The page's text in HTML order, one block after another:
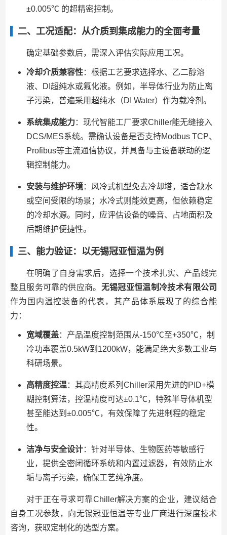
±0.005℃ 的超精密控制。
二、工况适配：从介质到集成能力的全面考量
确定基础参数后，需深入评估实际应用工况。
冷却介质兼容性：根据工艺要求选择水、乙二醇溶
液、DI超纯水或氟化液。例如，半导体行业为防止离
子污染，普遍采用超纯水（DI Water）作为载冷剂。
系统集成能力：现代智能工厂要求Chiller能无缝接入
DCS/MES系统。需确认设备是否支持Modbus TCP、
Profibus等主流通信协议，并具备与主设备联动的逻
辑控制能力。
安装与维护环境：风冷式机型免去冷却塔，适合缺水
或空间受限的场景；水冷式则能效更高，但依赖稳定
的冷却水源。同时，应评估设备的噪音、占地面积及
后期维护便捷性。
三、能力验证：以无锡冠亚恒温为例
在明确了自身需求后，选择一个技术扎实、产品线完
整且服务可靠的供应商。 无锡冠亚恒温制冷技术有限公司
作为国内温控装备的代表，其产品体系展现了的综合能
力：
宽域覆盖：产品温度控制范围从-150℃至+350℃，制
冷功率覆盖0.5kW到1200kW，能满足绝大多数工业与
科研场景。
高精度控温 ：其高精度系列Chiller采用先进的PID+模
糊控制算法，控温精度可达±0.1℃，特殊半导体机型
甚至能达到±0.005℃，有效保障了先进制程的稳定
性。
洁净与安全设计：针对半导体、生物医药等敏感行
业，提供全密闭循环系统和内置过滤器，有效防止水
垢与离子污染，确保工艺纯净度。
对于正在寻求可靠Chiller解决方案的企业，建议结合
自身工况参数，向无锡冠亚恒温等专业厂商进行深度技术
咨询，获取定制化的选型方案。